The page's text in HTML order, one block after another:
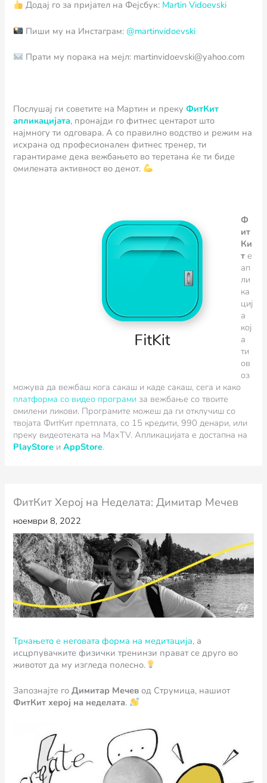
Додај го за пријател на Фејсбук: Martin Vidoevski
Пиши му на Инстаграм: @martinvidoevski
Прати му порака на мејл: martinvidoevski@yahoo.com
Послушај ги советите на Мартин и преку ФитКит
апликацијата, пронајди го фитнес центарот што
најмногу ти одговара. А со правилно водство и режим на
исхрана од професионален фитнес тренер, ти
гарантираме дека вежбањето во теретана ќе ти биде
омилената активност во денот.
Ф
ит
Ки
т e
ап
ли
ка
циј
а
кој
а
ти
ов
оз
можува да вежбаш кога сакаш и каде сакаш, сега и како
платформа со видео програми за вежбање со твоите
омилени ликови. Програмите можеш да ги отклучиш со
твојата ФитКит претплата, со 15 кредити, 990 денари, или
преку видеотеката на MaxTV. Апликацијата е достапна на
PlayStore иAppStore.
ФитКит Херој на Неделата: Димитар Мечев
ноември 8, 2022
Трчањето е неговата форма на медитација, а
исцрпувачките физички тренинзи прават се друго во
животот да му изгледа полесно.
Запознајте гоДимитар Мечев од Струмица, нашиот
ФитКит херој на неделата.